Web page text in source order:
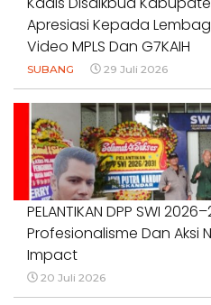
Apresiasi Kepada
Video MPLS Dan G7KAIH
SUBANG 29 Juli 2026
PELANTIKAN DPP SWI
Profesionalisme Dan Aksi
Impact
20 Juli 2026